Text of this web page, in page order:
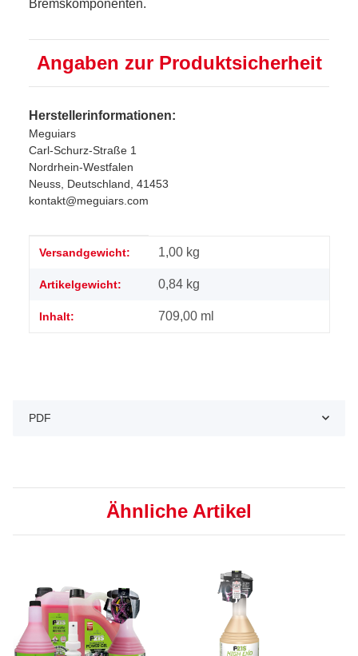
Bremskomponenten.
Angaben zur Produktsicherheit
Herstellerinformationen:
Meguiars
Carl-Schurz-Straße 1
Nordrhein-Westfalen
Neuss, Deutschland, 41453
kontakt@meguiars.com
Produkteigenschaft
Wert
Versandgewicht: 1,00 kg
Artikelgewicht: 0,84 kg
Inhalt: 709,00 ml
PDF
Ähnliche Artikel